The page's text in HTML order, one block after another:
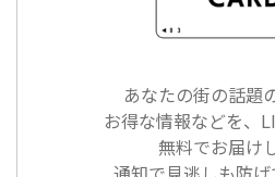
あなたの街の話題
お得な情報などを、
無料でお届け